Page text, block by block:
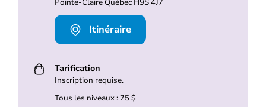
Itinéraire
Tarification
Inscription requise.
Tous les niveaux : 75 $